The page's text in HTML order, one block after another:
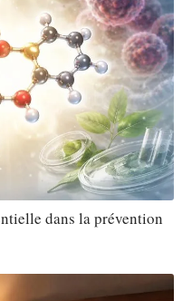
dans la prévention